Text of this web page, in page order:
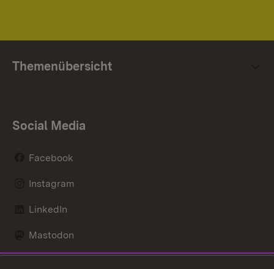
Themenübersicht
Social Media
Facebook
Instagram
LinkedIn
Mastodon